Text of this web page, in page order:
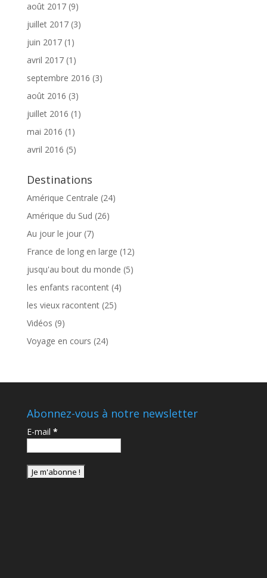
août 2017(9)
juillet 2017(3)
juin 2017(1)
avril 2017(1)
septembre 2016 (3)
août 2016 (3)
juillet 2016 (1)
mai 2016 (1)
avril 2016 (5)
Destinations
Amérique Centrale (24)
Amérique du Sud (26)
Au jour le jour(7)
France de long en large (12)
jusqu'au bout du monde (5)
les enfants racontent(4)
les vieux racontent(25)
Vidéos (9)
Voyage en cours (24)
Abonnez-vous à notre newsletter
E-mail *